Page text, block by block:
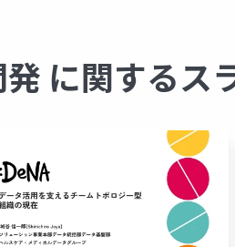
に関するス